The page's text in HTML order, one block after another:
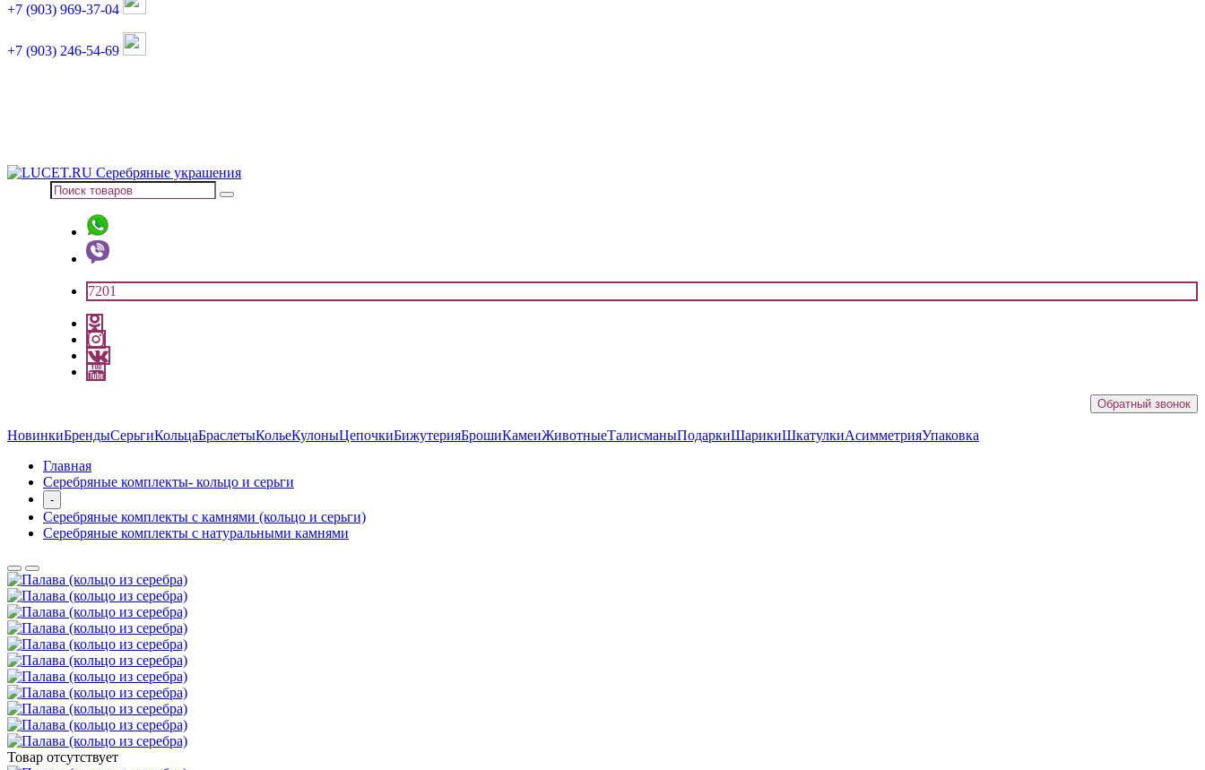
+7 (903) 969-37-04
+7 (903) 246-54-69
7201
Обратный звонок
НовинкиБрендыСерьгиКольцаБраслетыКольеКулоныЦепочкиБижутерияБрошиКамеиЖивотныеТалисманыПодаркиШарикиШкатулкиАсимметрияУпаковка
Главная
Серебряные комплекты- кольцо и серьги
-
Серебряные комплекты с камнями (кольцо и серьги)
Серебряные комплекты с натуральными камнями
Товар отсутствует